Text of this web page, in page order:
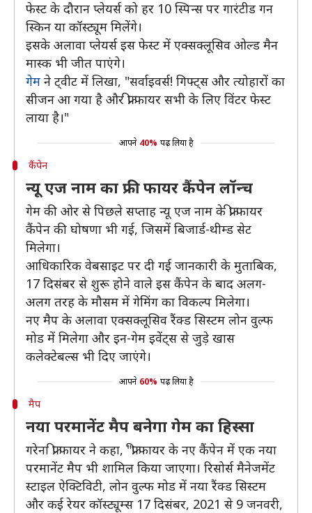
फेस्ट के दौरान प्लेयर्स को हर 10 स्पिन्स पर गारंटीड गन
स्किन या कॉस्ट्यूम मिलेंगे।
इसके अलावा प्लेयर्स इस फेस्ट में एक्सक्लूसिव ओल्ड मैन
मास्क भी जीत पाएंगे।
गेम ने ट्वीट में लिखा, "सर्वाइवर्स! गिफ्ट्स और त्योहारों का
सीजन आ गया है और फ्री फायर सभी के लिए विंटर फेस्ट
लाया है।"
आपने 40% पढ़ लिया है
कैंपेन
न्यू एज नाम का फ्री फायर कैंपेन लॉन्च
गेम की ओर से पिछले सप्ताह न्यू एज नाम के फ्री फायर
कैंपेन की घोषणा भी गई, जिसमें बिजार्ड-थीम्ड सेट
मिलेगा।
आधिकारिक वेबसाइट पर दी गई जानकारी के मुताबिक,
17 दिसंबर से शुरू होने वाले इस कैंपेन के बाद अलग-
अलग तरह के मौसम में गेमिंग का विकल्प मिलेगा।
नए मैप के अलावा एक्सक्लूसिव रैंक्ड सिस्टम लोन वुल्फ
मोड में मिलेगा और इन-गेम इवेंट्स से जुड़े खास
कलेक्टेबल्स भी दिए जाएंगे।
आपने 60% पढ़ लिया है
मैप
नया परमानेंट मैप बनेगा गेम का हिस्सा
गरेना फ्री फायर ने कहा, "फ्री फायर के नए कैंपेन में एक नया
परमानेंट मैप भी शामिल किया जाएगा। रिसोर्स मैनेजमेंट
स्टाइल ऐक्टिविटी, लोन वुल्फ मोड में नया रैंक्ड सिस्टम
और कई रेयर कॉस्ट्यूम्स 17 दिसंबर, 2021 से 9 जनवरी,